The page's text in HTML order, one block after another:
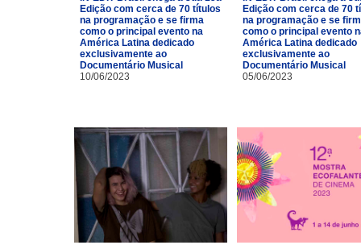
Edição com cerca de 70 títulos
na programação e se firma
como o principal evento na
América Latina dedicado
exclusivamente ao
Documentário Musical
10/06/2023
Edição com cerca de 70
na programação e se
como o principal evento
América Latina dedicado
exclusivamente ao
Documentário Musical
05/06/2023